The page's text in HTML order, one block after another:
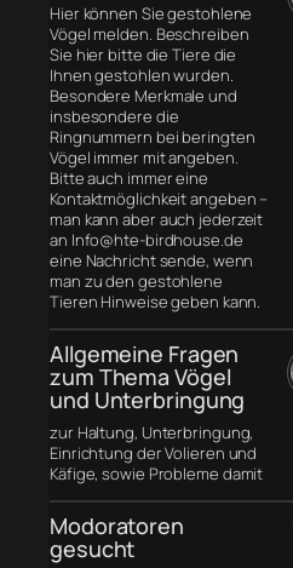
Hier können Sie gestohlene
Vögel melden. Beschreiben
Sie hier bitte die Tiere die
Ihnen gestohlen wurden.
Besondere Merkmale und
insbesondere die
Ringnummern bei beringten
Vögel immer mit angeben.
Bitte auch immer eine
Kontaktmöglichkeit angeben –
man kann aber auch jederzeit
an Info@hte-birdhouse.de
eine Nachricht sende, wenn
man zu den gestohlene
Tieren Hinweise geben kann.
Allgemeine Fragen
zum Thema Vögel
und Unterbringung
zur Haltung, Unterbringung,
Einrichtung der Volieren und
Käfige, sowie Probleme damit
Modoratoren
gesucht